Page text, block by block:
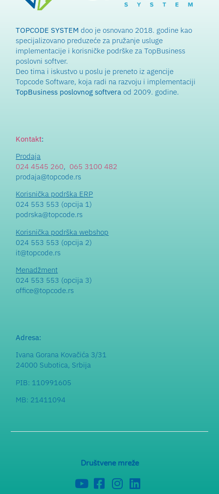
TOPCODE SYSTEM doo je osnovano 2018. godine kao
specijalizovano preduzeće za pružanje usluge
implementacije i korisničke podrške za TopBusiness
poslovni softver.
Deo tima i iskustvo u poslu je preneto iz agencije
Topcode Software, koja radi na razvoju i implementaciji
TopBusiness poslovnog softvera od 2009. godine.
Kontakt:
Prodaja
024 4545 260, 065 3100 482
prodaja@topcode.rs
Korisnička podrška ERP
024 553 553 (opcija 1)
podrska@topcode.rs
Korisnička podrška webshop
024 553 553 (opcija 2)
it@topcode.rs
Menadžment
024 553 553 (opcija 3)
office@topcode.rs
Adresa:
Ivana Gorana Kovačića 3/31
24000 Subotica, Srbija
PIB: 110991605
MB: 21411094
Društvene mreže